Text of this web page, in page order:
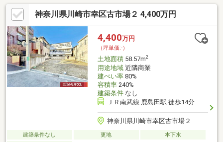
更地につき、プラン決定次第スムーズに建築に移行可能▼周辺環
境・まいばすけっと古市場2丁目店 徒歩2分(約95m)・セブンイレ
ブン古市場店 徒歩2分(約110m)・下河原小学校 徒歩7分(約510m)■
ご希望の住まい探しをお手伝いします ━━━━━・・・物件の詳
細・ご相談はお気軽にお問い合わせください。
神奈川県川崎市幸区古市場２ 4,400万円
4,400万円
（坪単価:-）
土地面積58.57m2
用途地域近隣商業
建ぺい率80%
容積率240%
建築条件なし
ＪＲ南武線 鹿島田駅 徒歩14分
神奈川県川崎市幸区古市場２
建築条件なし 更地
本下水